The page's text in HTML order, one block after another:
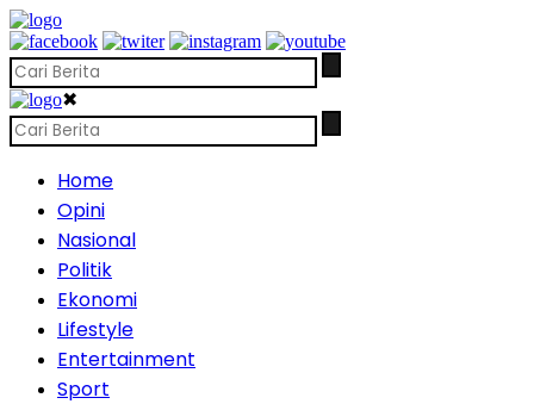
✖
Home
Opini
Nasional
Politik
Ekonomi
Lifestyle
Entertainment
Sport